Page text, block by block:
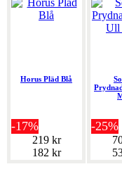
Horus Pläd Blå
-17%
219 kr
182 kr
-25%